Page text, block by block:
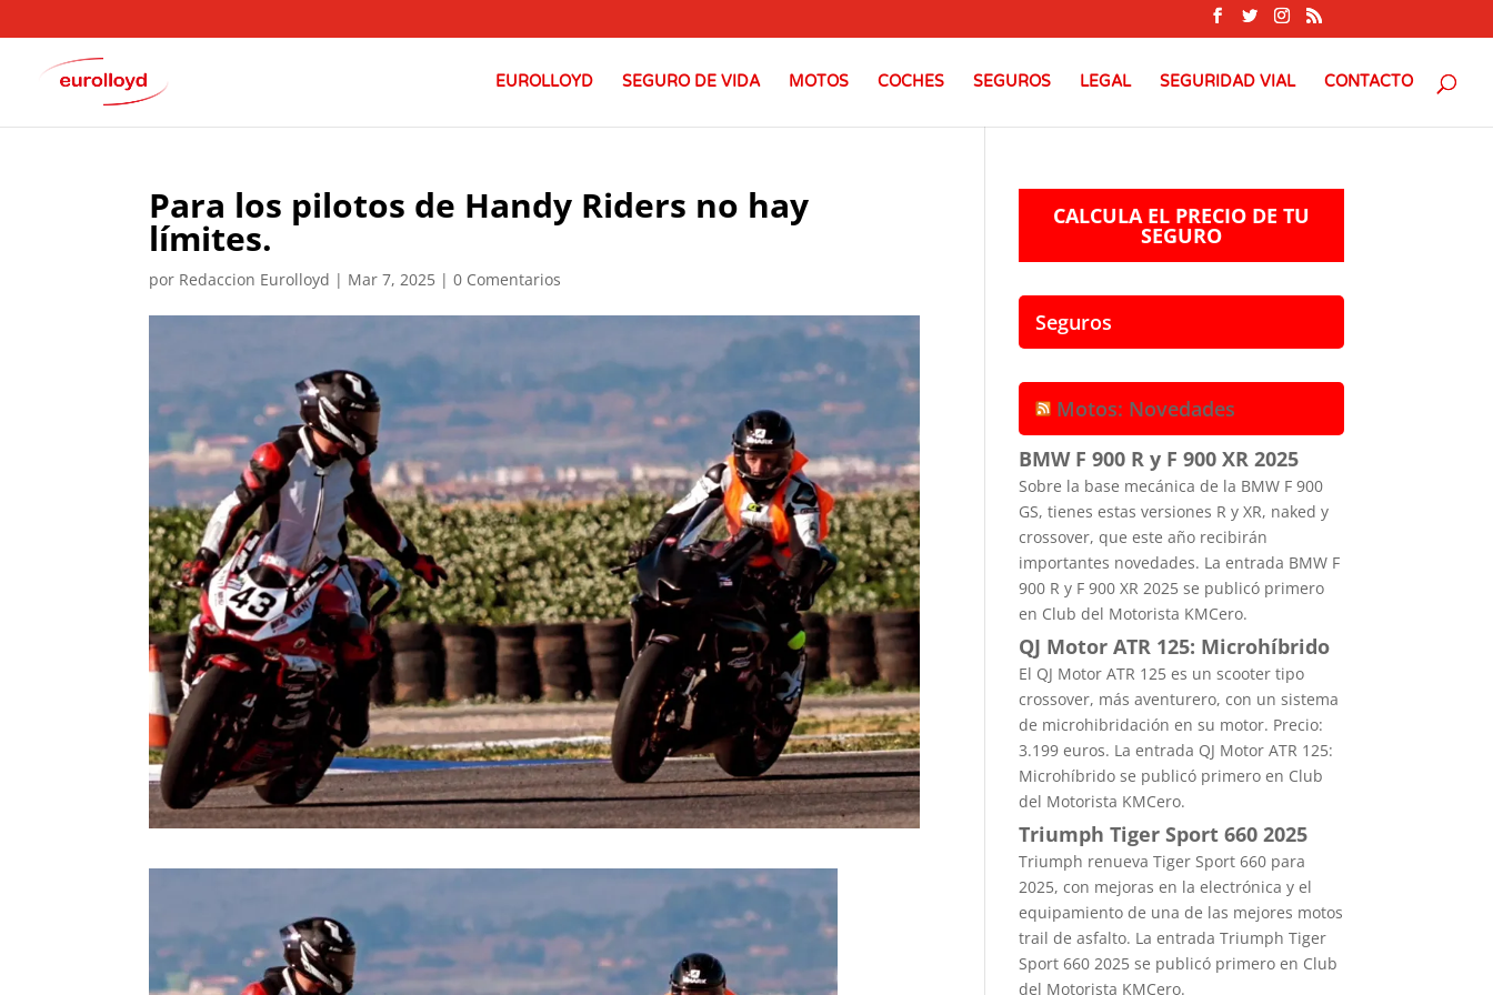
EUROLLOYD SEGURO DE VIDA MOTOS COCHES SEGUROS LEGAL SEGURIDAD VIAL CONTACTO
Para los pilotos de Handy Riders no hay
límites.
por Redaccion Eurolloyd | Mar 7, 2025 |0 Comentarios
CALCULA EL PRECIO DE TU
SEGURO
Seguros
Motos: Novedades
BMW F 900 R y F 900 XR 2025
Sobre la base mecánica de la BMW F 900
GS, tienes estas versiones R y XR, naked y
crossover, que este año recibirán
importantes novedades. La entrada BMW F
900 R y F 900 XR 2025 se publicó primero
en Club del Motorista KMCero.
QJ Motor ATR 125: Microhíbrido
El QJ Motor ATR 125 es un scooter tipo
crossover, más aventurero, con un sistema
de microhibridación en su motor. Precio:
3.199 euros. La entrada QJ Motor ATR 125:
Microhíbrido se publicó primero en Club
del Motorista KMCero.
Triumph Tiger Sport 660 2025
Triumph renueva Tiger Sport 660 para
2025, con mejoras en la electrónica y el
equipamiento de una de las mejores motos
trail de asfalto. La entrada Triumph Tiger
Sport 660 2025 se publicó primero en Club
del Motorista KMCero.